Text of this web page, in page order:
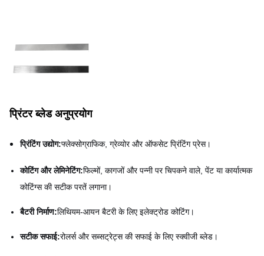
प्रिंटर ब्लेड अनुप्रयोग
प्रिंटिंग उद्योग:फ्लेक्सोग्राफिक, ग्रेव्योर और ऑफसेट प्रिंटिंग प्रेस।
कोटिंग और लेमिनेटिंग:फिल्मों, कागजों और पन्नी पर चिपकने वाले, पेंट या कार्यात्मक
कोटिंग्स की सटीक परतें लगाना।
बैटरी निर्माण:लिथियम-आयन बैटरी के लिए इलेक्ट्रोड कोटिंग।
सटीक सफाई:रोलर्स और सब्सट्रेट्स की सफाई के लिए स्क्वीजी ब्लेड।